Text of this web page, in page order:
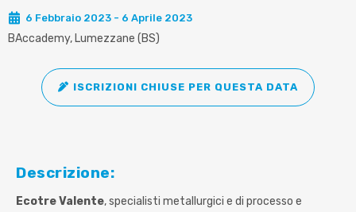
6 Febbraio 2023 - 6 Aprile 2023
BAccademy, Lumezzane (BS)
ISCRIZIONI CHIUSE PER QUESTA DATA
Descrizione:
Ecotre Valente, specialisti metallurgici e di processo e